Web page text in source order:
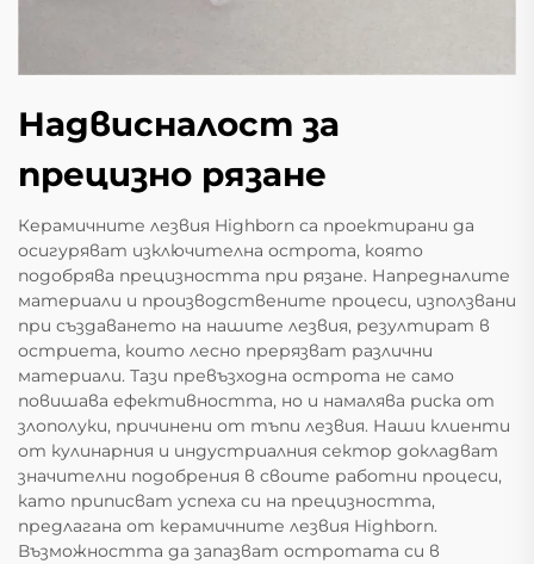
Надвисналост за
прецизно рязане
Керамичните лезвия Highborn са проектирани да
осигуряват изключителна острота, която
подобрява прецизността при рязане. Напредналите
материали и производствените процеси, използвани
при създаването на нашите лезвия, резултират в
остриета, които лесно прерязват различни
материали. Тази превъзходна острота не само
повишава ефективността, но и намалява риска от
злополуки, причинени от тъпи лезвия. Наши клиенти
от кулинарния и индустриалния сектор докладват
значителни подобрения в своите работни процеси,
като приписват успеха си на прецизността,
предлагана от керамичните лезвия Highborn.
Възможността да запазват остротата си в